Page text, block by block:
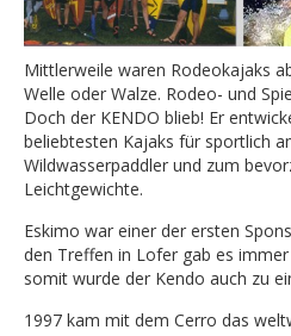
Mittlerweile waren Rodeokajaks
Welle oder Walze. Rodeo- und
Doch der KENDO blieb! Er
beliebtesten Kajaks für sportlich
Wildwasserpaddler und zum
Leichtgewichte.
Eskimo war einer der ersten
den Treffen in Lofer gab es
somit wurde der Kendo auch zu
1997 kam mit dem Cerro das